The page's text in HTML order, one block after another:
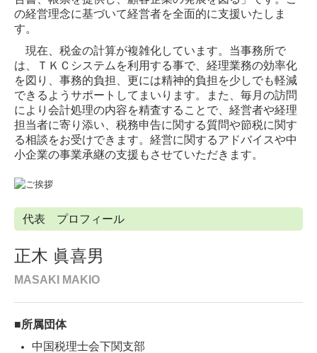
の経営理念に基づいて経営者を全面的に支援いたしま
す。
現在、税金の計算が複雑化しています。当事務所で
は、ＴＫＣシステムを利用する事で、経理業務の効率化
を図り、事務的負担、更には精神的負担を少しでも軽減
できるようサポートしてまいります。また、毎月の訪問
により会計処理の内容を精査することで、経営者や経理
担当者に寄り添い、税務申告に関する質問や節税に関す
る相談をお受けできます。経営に関するアドバイスや中
小企業の事業承継の支援もさせていただきます。
代表 プロフィール
正木 眞喜男
MASAKI MAKIO
■所属団体
中国税理士会下関支部